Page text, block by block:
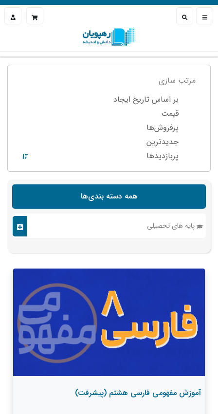
مرتب سازی
بر اساس تاریخ ایجاد
قیمت
پرفروش‌ها
جدیدترین
پربازدید‌ها
همه دسته بندی‌ها
پایه های تحصیلی
آموزش مفهومی فارسی هشتم (پیشرفت)